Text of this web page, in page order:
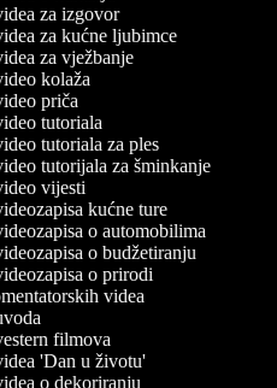
za izgovor
za kućne ljubimce
za vježbanje
kolaža
priča
tutoriala
tutoriala za ples
tutorijala za šminkanje
vijesti
kućne ture
o automobilima
o budžetiranju
o prirodi
videa
filmova
'Dan u životu'
o dekoriranju